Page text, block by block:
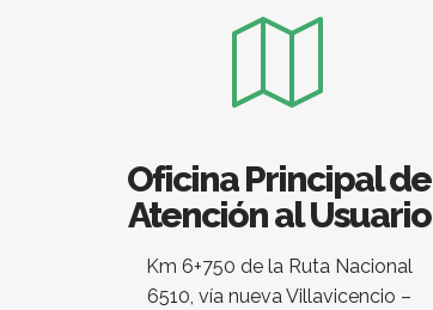
Oficina Principal de
Atención al Usuario
Km 6+750 de la Ruta Nacional
6510, vía nueva Villavicencio –